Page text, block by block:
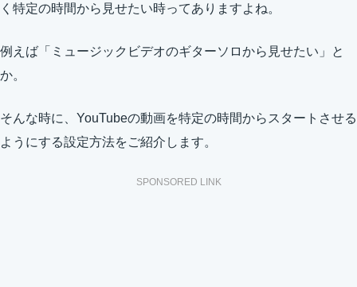
く特定の時間から見せたい時ってありますよね。
例えば「ミュージックビデオのギターソロから見せたい」と
か。
そんな時に、YouTubeの動画を特定の時間からスタートさせる
ようにする設定方法をご紹介します。
SPONSORED LINK